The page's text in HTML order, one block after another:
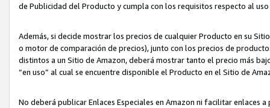
de Publicidad del Producto y cumpla con los requisitos respecto al uso
Además, si decide mostrar los precios de cualquier Producto en su
o motor de comparación de precios), junto con los precios de
distintos a un Sitio de Amazon, deberá mostrar tanto el precio más
“en uso” al cual se encuentre disponible el Producto en el Sitio de
No deberá publicar Enlaces Especiales en Amazon ni facilitar enlaces